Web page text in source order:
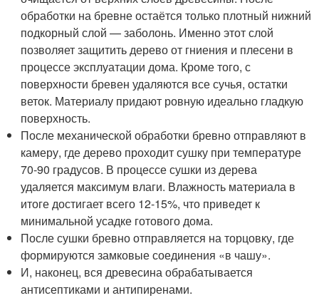
обработки на бревне остаётся только плотный нижний
подкорный слой — заболонь. Именно этот слой
позволяет защитить дерево от гниения и плесени в
процессе эксплуатации дома. Кроме того, с
поверхности бревен удаляются все сучья, остатки
веток. Материалу придают ровную идеально гладкую
поверхность.
После механической обработки бревно отправляют в
камеру, где дерево проходит сушку при температуре
70-90 градусов. В процессе сушки из дерева
удаляется максимум влаги. Влажность материала в
итоге достигает всего 12-15%, что приведет к
минимальной усадке готового дома.
После сушки бревно отправляется на торцовку, где
формируются замковые соединения «в чашу».
И, наконец, вся древесина обрабатывается
антисептиками и антипиренами.